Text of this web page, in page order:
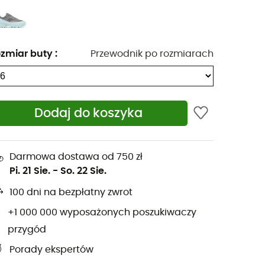
buty : Przewodnik po rozmiarach
Dodaj do koszyka
Darmowa dostawa od 750 zł
Pi. 21 Sie. - So. 22 Sie.
100 dni na bezpłatny zwrot
+1 000 000 wyposażonych poszukiwaczy
przygód
Porady ekspertów